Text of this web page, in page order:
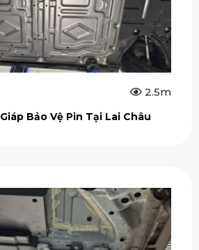
2.5m
Bảo Vệ Pin Tại Lai Châu